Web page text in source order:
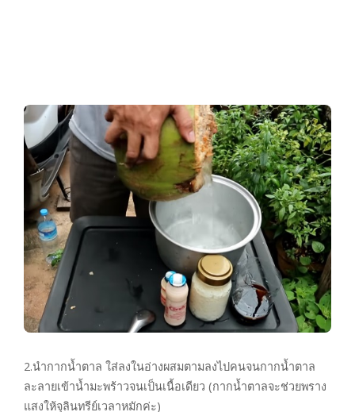
2.นำกากน้ำตาล ใส่ลงในอ่างผสมตามลงไปคนจนกากน้ำตาล
ละลายเข้าน้ำมะพร้าวจนเป็นเนื้อเดียว (กากน้ำตาลจะช่วยพราง
แสงให้จุลินทรีย์เวลาหมักค่ะ)